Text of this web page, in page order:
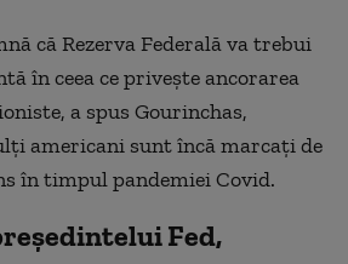
că Rezerva Federală va trebui
în ceea ce priveşte ancorarea
a spus Gourinchas,
americani sunt încă marcaţi de
în timpul pandemiei Covid.
Fed,